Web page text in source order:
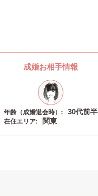
成婚お相手情報
年齢（成婚退会時）: 30代前半
在住エリア: 関東